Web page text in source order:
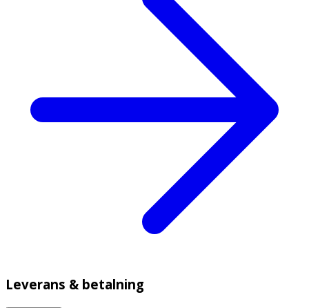
Leverans & betalning